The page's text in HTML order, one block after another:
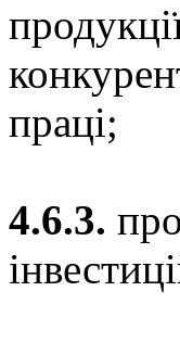
праці;
4.6.3.